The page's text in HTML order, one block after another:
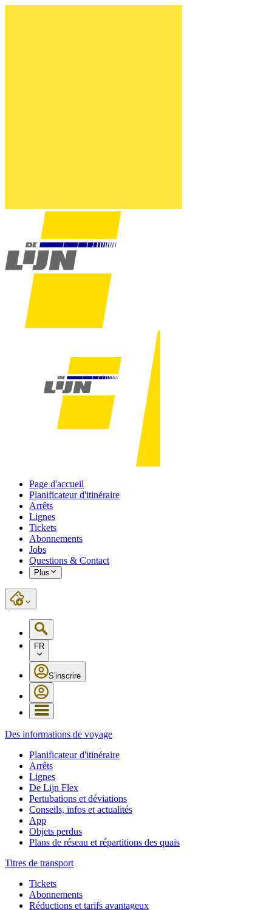
Page d'accueil
Planificateur d'itinéraire
Arrêts
Lignes
Tickets
Abonnements
Jobs
Questions & Contact
Plus
FR
S'inscrire
Des informations de voyage
Planificateur d'itinéraire
Arrêts
Lignes
De Lijn Flex
Pertubations et déviations
Conseils, infos et actualités
App
Objets perdus
Plans de réseau et répartitions des quais
Titres de transport
Tickets
Abonnements
Réductions et tarifs avantageux